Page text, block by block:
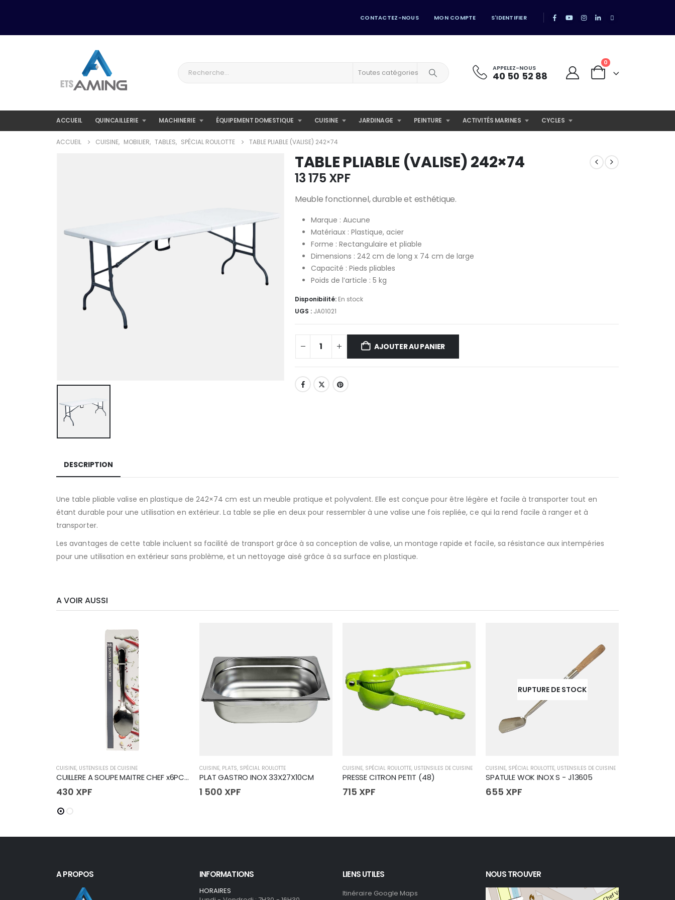
CONTACTEZ-NOUS MON COMPTE S'IDENTIFIER
Toutes catégories APPELEZ-NOUS
40 50 52 88
0
ACCUEIL QUINCAILLERIE MACHINERIE ÉQUIPEMENT DOMESTIQUE CUISINE JARDINAGE PEINTURE ACTIVITÉS MARINES CYCLES
ACCUEIL CUISINE, MOBILIER, TABLES, SPÉCIAL ROULOTTE TABLE PLIABLE (VALISE) 242×74
TABLE PLIABLE (VALISE) 242×74
13 175 XPF
Meuble fonctionnel, durable et esthétique.
Marque : Aucune
Matériaux : Plastique, acier
Forme : Rectangulaire et pliable
Dimensions : 242 cm de long x 74 cm de large
Capacité : Pieds pliables
Poids de l’article : 5 kg
Disponibilité: En stock
UGS : JA01021
AJOUTER AU PANIER
DESCRIPTION
Une table pliable valise en plastique de 242×74 cm est un meuble pratique et polyvalent. Elle est conçue pour être légère et facile à transporter tout en
étant durable pour une utilisation en extérieur. La table se plie en deux pour ressembler à une valise une fois repliée, ce qui la rend facile à ranger et à
transporter.
Les avantages de cette table incluent sa facilité de transport grâce à sa conception de valise, un montage rapide et facile, sa résistance aux intempéries
pour une utilisation en extérieur sans problème, et un nettoyage aisé grâce à sa surface en plastique.
A VOIR AUSSI
CUISINE, USTENSILES DE CUISINE
CUILLERE A SOUPE MAITRE CHEF x6PCS 18CM
430 XPF
CUISINE, PLATS, SPÉCIAL ROULOTTE
PLAT GASTRO INOX 33X27X10CM
1 500 XPF
CUISINE, SPÉCIAL ROULOTTE, USTENSILES DE CUISINE
PRESSE CITRON PETIT (48)
715 XPF
RUPTURE DE STOCK
CUISINE, SPÉCIAL ROULOTTE, USTENSILES DE CUISINE
SPATULE WOK INOX S - J13605
655 XPF
A PROPOS INFORMATIONS
HORAIRES
LIENS UTILES
Itinéraire Google Maps
NOUS TROUVER